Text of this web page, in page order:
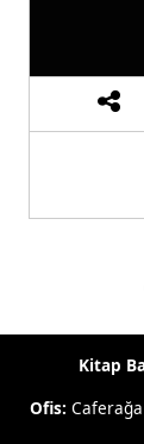
Kitap
Ofis: